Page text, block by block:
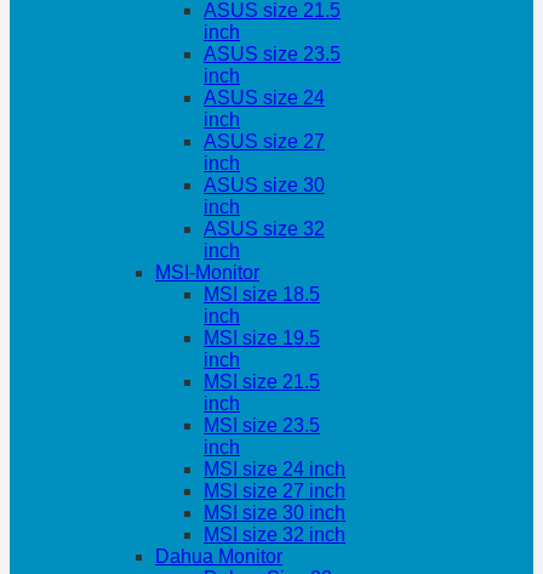
ASUS size 21.5
inch
ASUS size 23.5
inch
ASUS size 24
inch
ASUS size 27
inch
ASUS size 30
inch
ASUS size 32
inch
MSI-Monitor
MSI size 18.5
inch
MSI size 19.5
inch
MSI size 21.5
inch
MSI size 23.5
inch
MSI size 24 inch
MSI size 27 inch
MSI size 30 inch
MSI size 32 inch
Dahua Monitor